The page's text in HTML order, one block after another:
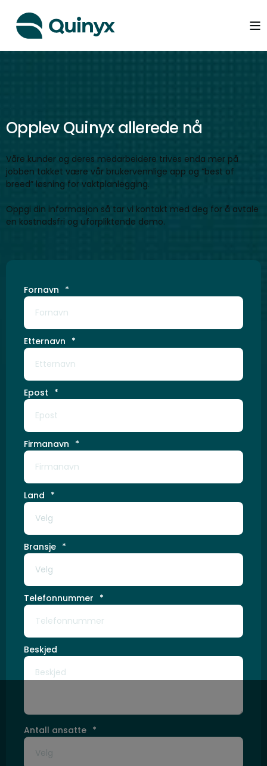
Opplev Quinyx allerede nå
Våre kunder og deres medarbeidere trives enda mer på
jobben takket være vår brukervennlige app og “best of
breed” løsning for vaktplanlegging.
Oppgi din informasjon så tar vi kontakt med deg for å avtale
en kostnadsfri og uforpliktende demo.
Fornavn *
Etternavn *
Epost *
Firmanavn *
Land *
Bransje *
Telefonnummer *
Beskjed
Antall ansatte *